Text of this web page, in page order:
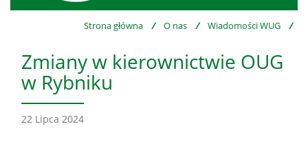
Strona główna / O nas / Wiadomości WUG /
Zmiany w kierownictwie OUG
w Rybniku
22 Lipca 2024